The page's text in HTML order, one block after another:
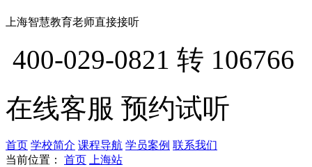
上海智慧教育老师直接接听
400-029-0821 转 106766
在线客服 预约试听
首页 学校简介 课程导航 学员案例 联系我们
当前位置：
首页
上海站